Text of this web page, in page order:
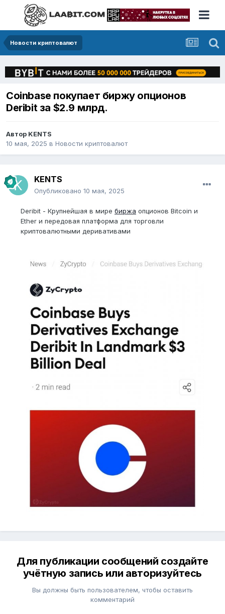
Новости криптовалют
Coinbase покупает биржу опционов
Deribit за $2.9 млрд.
Автор KENTS
10 мая, 2025 в Новости криптовалют
KENTS
Опубликовано 10 мая, 2025
Deribit - Крупнейшая в мире биржа опционов Bitcoin и
Ether и передовая платформа для торговли
криптовалютными деривативами
Для публикации сообщений создайте
учётную запись или авторизуйтесь
Вы должны быть пользователем, чтобы оставить
комментарий